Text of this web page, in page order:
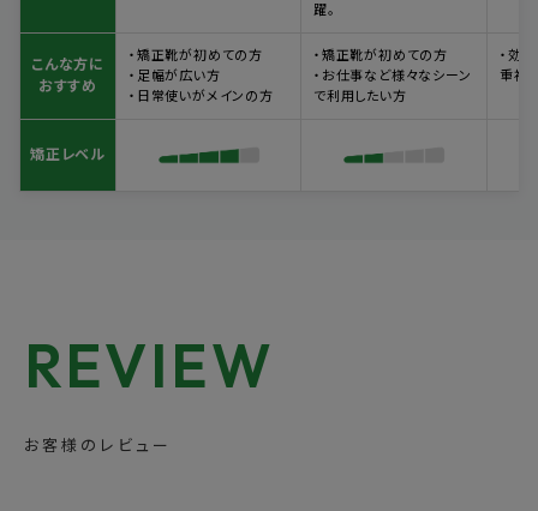
― SIZE GUIDE ―
〜22.5cm
全長(内寸)
22.5cm 9.1cm
XL
24.5～25.5cm
全長(内寸)
25.5cm
躍。
こんな方に
おすすめ
・矯正靴が初めての方
・足幅が広い方
・日常使いがメインの方
・矯正靴が初めての方
・お仕事など様々なシーン
で利用したい方
・効
重視
矯正レベル
REVIEW
お客様のレビュー